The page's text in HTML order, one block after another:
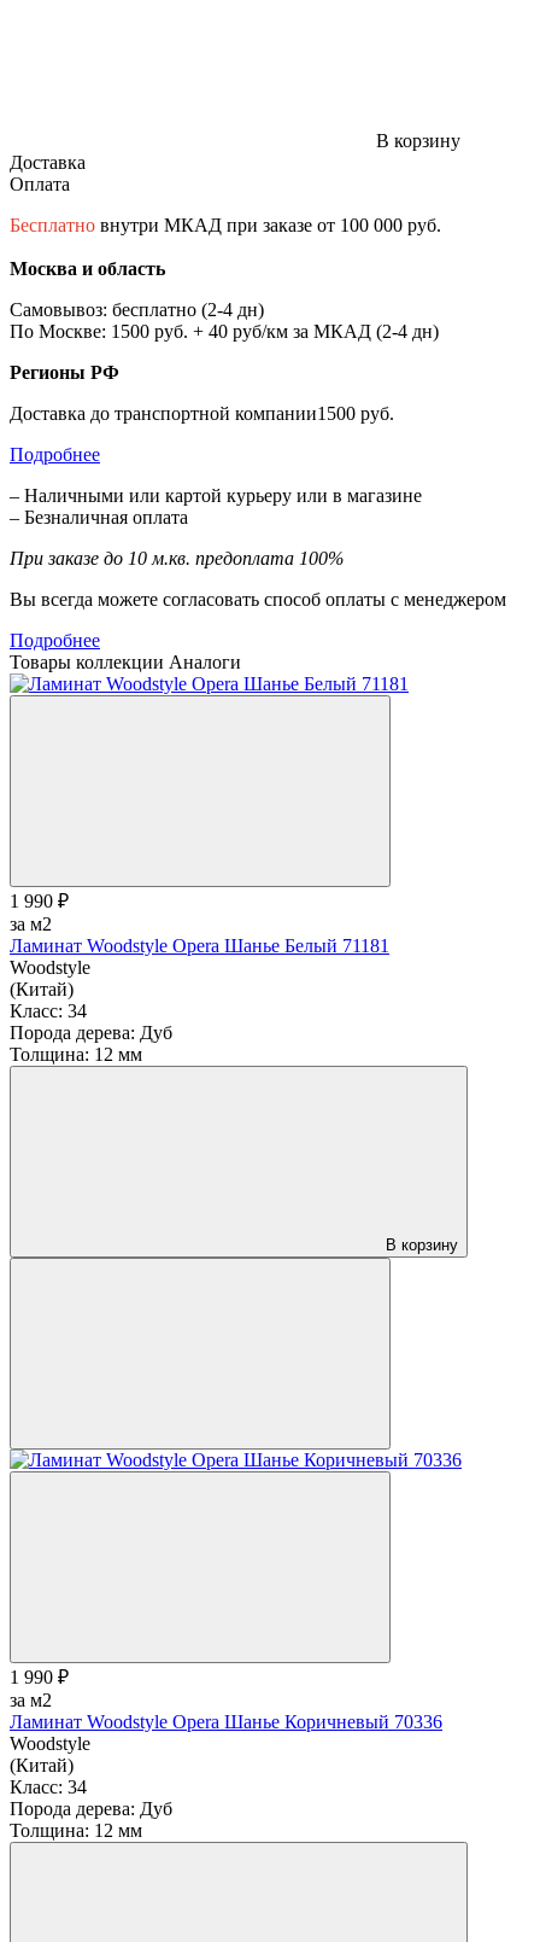
В корзину
Доставка
Оплата
Бесплатно внутри МКАД при заказе от 100 000 руб.
Москва и область
Самовывоз: бесплатно (2-4 дн)
По Москве: 1500 руб. + 40 руб/км за МКАД (2-4 дн)
Регионы РФ
Доставка до транспортной компании1500 руб.
Подробнее
– Наличными или картой курьеру или в магазине
– Безналичная оплата
При заказе до 10 м.кв. предоплата 100%
Вы всегда можете согласовать способ оплаты с менеджером
Подробнее
Товары коллекции Аналоги
1 990 ₽
за м2
Ламинат Woodstyle Opera Шанье Белый 71181
Woodstyle
(Китай)
Класс: 34
Порода дерева: Дуб
Толщина: 12 мм
В корзину
1 990 ₽
за м2
Ламинат Woodstyle Opera Шанье Коричневый 70336
Woodstyle
(Китай)
Класс: 34
Порода дерева: Дуб
Толщина: 12 мм